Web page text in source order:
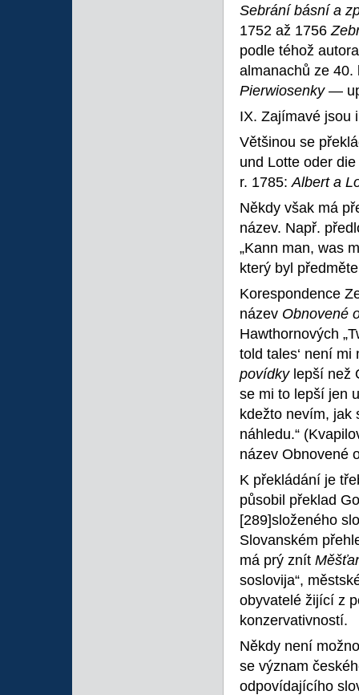
Sebrání básní a
1752 až 1756
podle téhož
almanachů ze 40.
Pierwiosenky —
IX. Zajímavé jsou
Většinou se
und Lotte oder
r. 1785:Albert a
Někdy však má
název. Např.
„Kann man, was
který byl
Korespondence
název Obnovené
Hawthornových
told tales‘ není
povídky lepší než
se mi to lepší jen
kdežto nevím, jak
náhledu.“
název Obnovené
K překládání je
působil překlad
[289]složeného
Slovanském
má prý znít
soslovija“,
obyvatelé žijící z
konzervativností.
Někdy není
se význam
odpovídajícího